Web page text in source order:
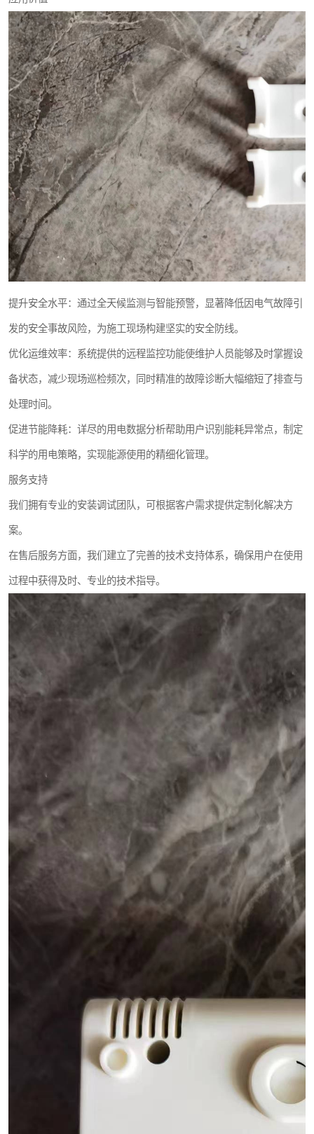
提升安全水平：通过全天候监测与智能预警，显著降低因电气故障引
发的安全事故风险，为施工现场构建坚实的安全防线。
优化运维效率：系统提供的远程监控功能使维护人员能够及时掌握设
备状态，减少现场巡检频次，同时精准的故障诊断大幅缩短了排查与
处理时间。
促进节能降耗：详尽的用电数据分析帮助用户识别能耗异常点，制定
科学的用电策略，实现能源使用的精细化管理。
服务支持
我们拥有专业的安装调试团队，可根据客户需求提供定制化解决方
案。
在售后服务方面，我们建立了完善的技术支持体系，确保用户在使用
过程中获得及时、专业的技术指导。